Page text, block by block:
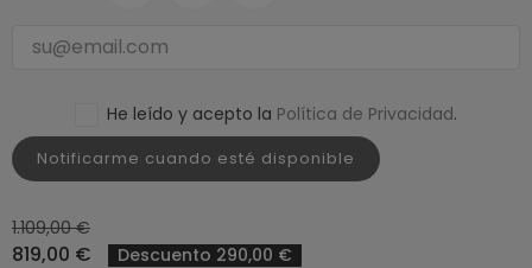
He leído y acepto la Política de Privacidad.
Notificarme cuando esté disponible
1.109,00 €
819,00 €
Descuento 290,00 €